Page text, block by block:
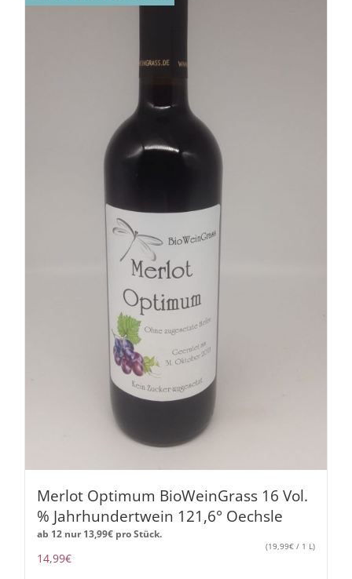
Merlot Optimum BioWeinGrass 16 Vol.
% Jahrhundertwein 121,6° Oechsle
ab 12 nur 13,99€ pro Stück.
14,99€
(19,99€/ 1 L)